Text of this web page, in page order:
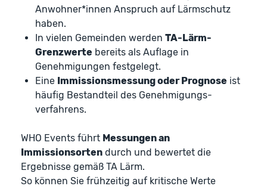
Anwohner*innen Anspruch auf Lärmschutz
haben.
In vielen Gemeinden werdenTA-Lärm-
Grenzwerte bereits als Auflage in
Genehmigungen festgelegt.
Eine Immissionsmessung oder Prognose ist
häufig Bestandteil des Genehmigungs­
verfahrens.
WHO Events führt Messungen an
Immissionsorten durch und bewertet die
Ergebnisse gemäß TA Lärm.
So können Sie frühzeitig auf kritische Werte